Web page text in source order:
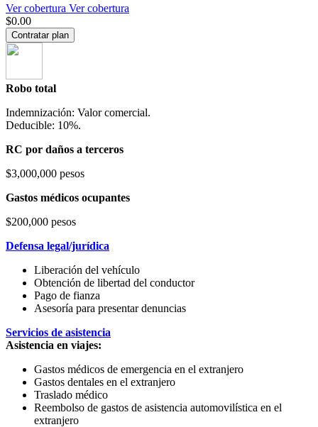
Ver cobertura Ver cobertura
$0.00
Contratar plan
Robo total
Indemnización: Valor comercial.
Deducible: 10%.
RC por daños a terceros
$3,000,000 pesos
Gastos médicos ocupantes
$200,000 pesos
Defensa legal/jurídica
Liberación del vehículo
Obtención de libertad del conductor
Pago de fianza
Asesoría para presentar denuncias
Servicios de asistencia
Asistencia en viajes:
Gastos médicos de emergencia en el extranjero
Gastos dentales en el extranjero
Traslado médico
Reembolso de gastos de asistencia automovilística en el
extranjero